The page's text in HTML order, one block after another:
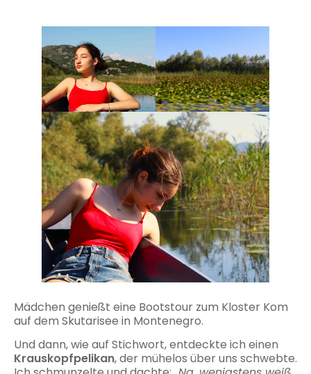
Mädchen genießt eine Bootstour zum Kloster Kom
auf dem Skutarisee in Montenegro.
Und dann, wie auf Stichwort, entdeckte ich einen
Krauskopfpelikan, der mühelos über uns schwebte.